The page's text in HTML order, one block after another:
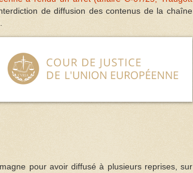
de diffusion des contenus de la chaîne
pour avoir diffusé à plusieurs reprises, sur